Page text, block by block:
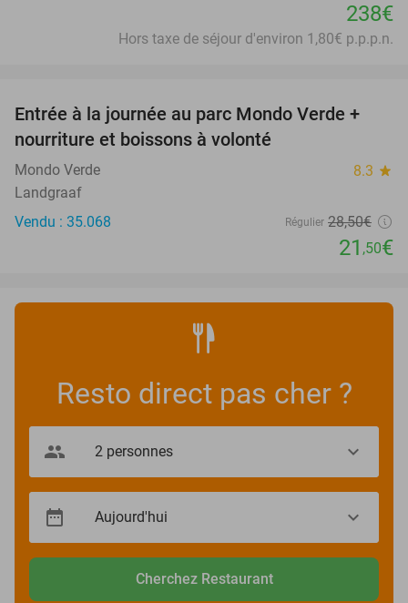
238€
Hors taxe de séjour d'environ 1,80€ p.p.p.n.
25%
Entrée à la journée au parc Mondo Verde +
nourriture et boissons à volonté
Mondo Verde 8.3 star
Landgraaf
Vendu : 35.068
Régulier 28,50€
21 ,50€
Resto direct pas cher ?
Cherchez Restaurant